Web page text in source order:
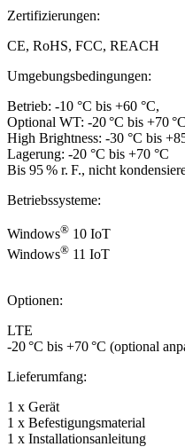
Zertifizierungen:
CE, RoHS, FCC, REACH
Umgebungsbedingungen:
Betrieb: -10 °C bis +60 °C,
Optional WT: -20 °C bis +70 °C
High Brightness: -30 °C bis
Lagerung: -20 °C bis +70 °C
Bis 95 % r. F., nicht
Betriebssysteme:
Windows® 10 IoT
Windows® 11 IoT
Optionen:
LTE
-20 °C bis +70 °C (optional
Lieferumfang:
1 x Gerät
1 x Befestigungsmaterial
1 x Installationsanleitung